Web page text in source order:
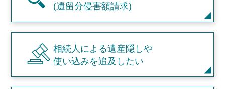
(遺留分侵害額請求)
相続人による遺産隠しや
使い込みを追及したい